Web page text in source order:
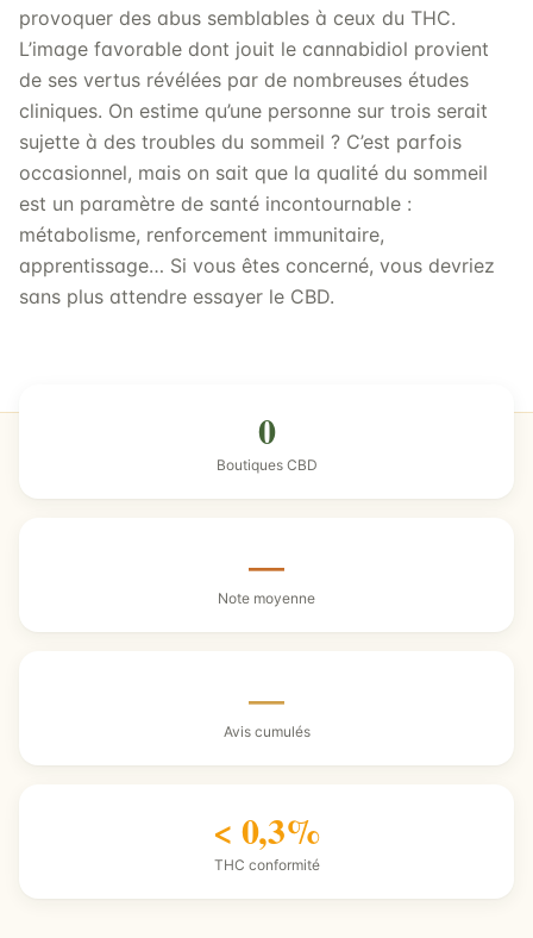
provoquer des abus semblables à ceux du THC.
L’image favorable dont jouit le cannabidiol provient
de ses vertus révélées par de nombreuses études
cliniques. On estime qu’une personne sur trois serait
sujette à des troubles du sommeil ? C’est parfois
occasionnel, mais on sait que la qualité du sommeil
est un paramètre de santé incontournable :
métabolisme, renforcement immunitaire,
apprentissage… Si vous êtes concerné, vous devriez
sans plus attendre essayer le CBD.
0
Boutiques CBD
—
Note moyenne
—
Avis cumulés
< 0,3%
THC conformité